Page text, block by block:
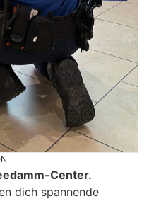
Center.
dich spannende